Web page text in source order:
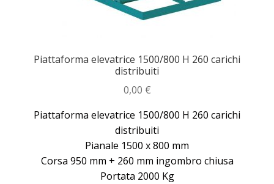
Piattaforma elevatrice 1500/800 H 260 carichi
distribuiti
0,00 €
Piattaforma elevatrice 1500/800 H 260 carichi
distribuiti
Pianale 1500 x 800 mm
Corsa 950 mm + 260 mm ingombro chiusa
Portata 2000 Kg